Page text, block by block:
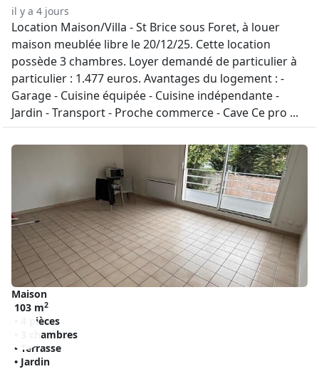
il y a 4 jours
Location Maison/Villa - St Brice sous Foret, à louer
maison meublée libre le 20/12/25. Cette location
possède 3 chambres. Loyer demandé de particulier à
particulier : 1.477 euros. Avantages du logement : -
Garage - Cuisine équipée - Cuisine indépendante -
Jardin - Transport - Proche commerce - Cave Ce pro ...
Maison
103 m2
• 4 pièces
• 3 chambres
• Terrasse
• Jardin